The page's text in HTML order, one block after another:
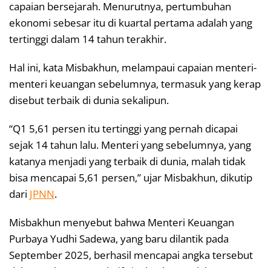
capaian bersejarah. Menurutnya, pertumbuhan
ekonomi sebesar itu di kuartal pertama adalah yang
tertinggi dalam 14 tahun terakhir.
Hal ini, kata Misbakhun, melampaui capaian menteri-
menteri keuangan sebelumnya, termasuk yang kerap
disebut terbaik di dunia sekalipun.
“Q1 5,61 persen itu tertinggi yang pernah dicapai
sejak 14 tahun lalu. Menteri yang sebelumnya, yang
katanya menjadi yang terbaik di dunia, malah tidak
bisa mencapai 5,61 persen,” ujar Misbakhun, dikutip
dari JPNN.
Misbakhun menyebut bahwa Menteri Keuangan
Purbaya Yudhi Sadewa, yang baru dilantik pada
September 2025, berhasil mencapai angka tersebut